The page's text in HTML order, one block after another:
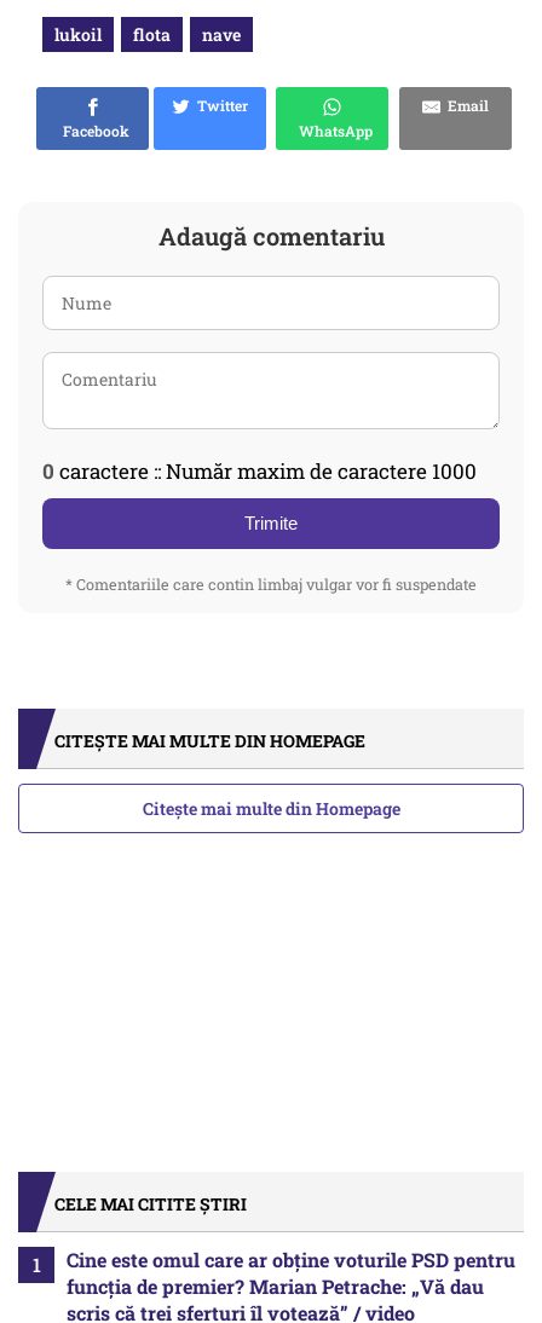
lukoil flota nave
Facebook
Twitter
WhatsApp
Email
Adaugă comentariu
0 caractere :: Număr maxim de caractere 1000
Trimite
* Comentariile care contin limbaj vulgar vor fi suspendate
CITEȘTE MAI MULTE DIN HOMEPAGE
Citește mai multe din Homepage
CELE MAI CITITE ȘTIRI
Cine este omul care ar obține voturile PSD pentru
funcția de premier? Marian Petrache: „Vă dau
scris că trei sferturi îl votează” / video